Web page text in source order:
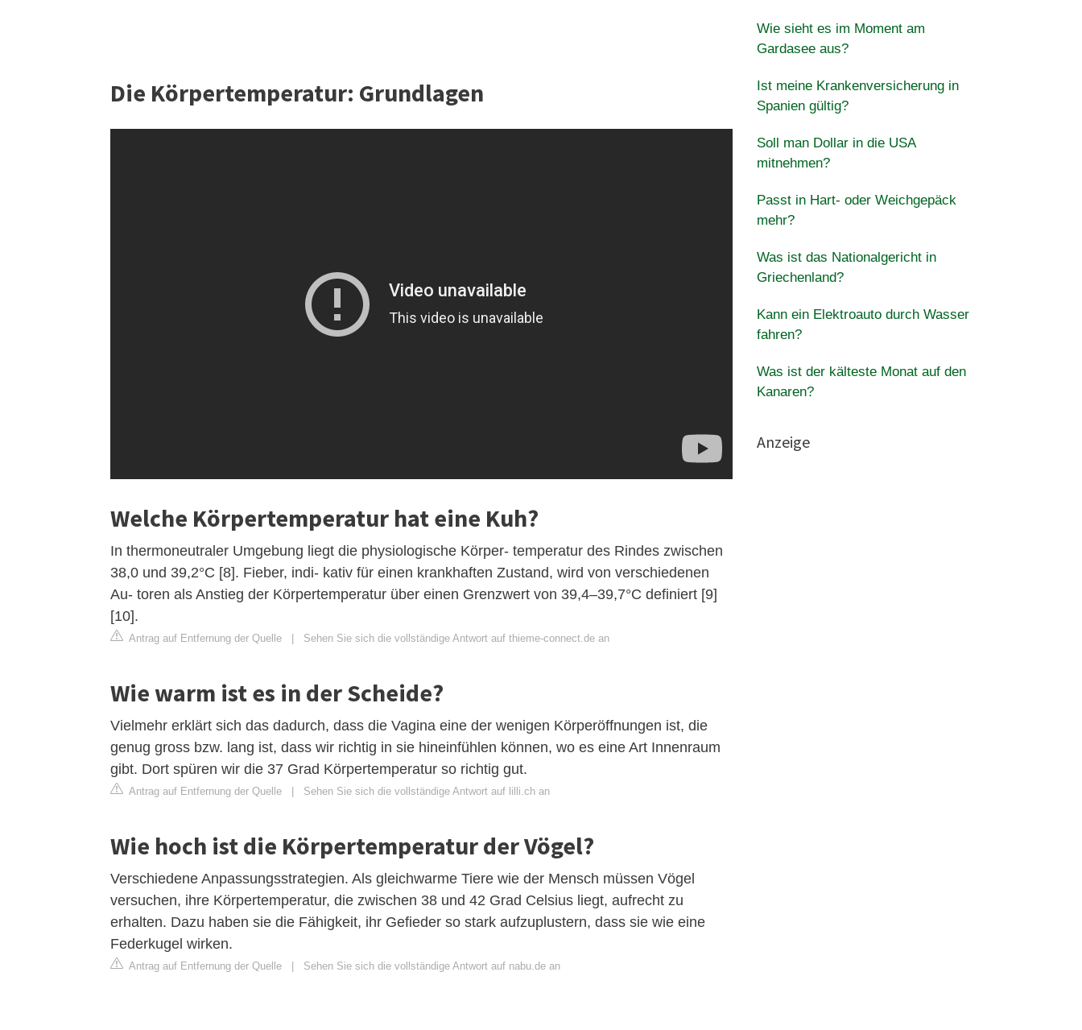
Die Körpertemperatur: Grundlagen
Welche Körpertemperatur hat eine Kuh?
In thermoneutraler Umgebung liegt die physiologische Körper- temperatur des Rindes zwischen
38,0 und 39,2°C [8]. Fieber, indi- kativ für einen krankhaften Zustand, wird von verschiedenen
Au- toren als Anstieg der Körpertemperatur über einen Grenzwert von 39,4–39,7°C definiert [9]
[10].
Antrag auf Entfernung der Quelle | Sehen Sie sich die vollständige Antwort auf thieme-connect.de an
Wie warm ist es in der Scheide?
Vielmehr erklärt sich das dadurch, dass die Vagina eine der wenigen Körperöffnungen ist, die
genug gross bzw. lang ist, dass wir richtig in sie hineinfühlen können, wo es eine Art Innenraum
gibt. Dort spüren wir die 37 Grad Körpertemperatur so richtig gut.
Antrag auf Entfernung der Quelle | Sehen Sie sich die vollständige Antwort auf lilli.ch an
Wie hoch ist die Körpertemperatur der Vögel?
Verschiedene Anpassungsstrategien. Als gleichwarme Tiere wie der Mensch müssen Vögel
versuchen, ihre Körpertemperatur, die zwischen 38 und 42 Grad Celsius liegt, aufrecht zu
erhalten. Dazu haben sie die Fähigkeit, ihr Gefieder so stark aufzuplustern, dass sie wie eine
Federkugel wirken.
Antrag auf Entfernung der Quelle | Sehen Sie sich die vollständige Antwort auf nabu.de an
Wie sieht es im Moment am
Gardasee aus?
Ist meine Krankenversicherung in
Spanien gültig?
Soll man Dollar in die USA
mitnehmen?
Passt in Hart- oder Weichgepäck
mehr?
Was ist das Nationalgericht in
Griechenland?
Kann ein Elektroauto durch Wasser
fahren?
Was ist der kälteste Monat auf den
Kanaren?
Anzeige